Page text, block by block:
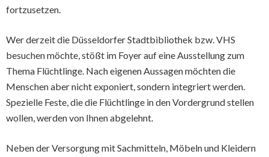
fortzusetzen.
Wer derzeit die Düsseldorfer Stadtbibliothek bzw. VHS
besuchen möchte, stößt im Foyer auf eine Ausstellung zum
Thema Flüchtlinge. Nach eigenen Aussagen möchten die
Menschen aber nicht exponiert, sondern integriert werden.
Spezielle Feste, die die Flüchtlinge in den Vordergrund stellen
wollen, werden von Ihnen abgelehnt.
Neben der Versorgung mit Sachmitteln, Möbeln und Kleidern